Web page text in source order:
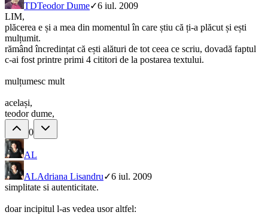
TDTeodor Dume✓6 iul. 2009
LIM,
plăcerea e și a mea din momentul în care știu că ți-a plăcut și ești
mulțumit.
rămând încredințat că ești alături de tot ceea ce scriu, dovadă faptul
c-ai fost printre primi 4 cititori de la postarea textului.
mulțumesc mult
același,
teodor dume,
0
AL
ALAdriana Lisandru✓6 iul. 2009
simplitate si autenticitate.
doar incipitul l-as vedea usor altfel: